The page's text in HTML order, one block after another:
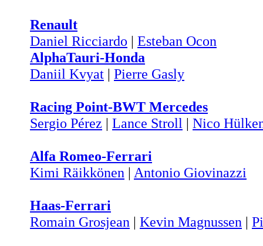
Renault
Daniel Ricciardo | Esteban Ocon
AlphaTauri-Honda
Daniil Kvyat | Pierre Gasly
Racing Point-BWT Mercedes
Sergio Pérez | Lance Stroll | Nico
Alfa Romeo-Ferrari
Kimi Räikkönen | Antonio Giovinazzi
Haas-Ferrari
Romain Grosjean | Kevin Magnussen |